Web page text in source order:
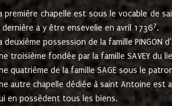
première chapelle est sous le vocable de
dernière a y être ensevelie en avril 17367.
deuxième possession de la famille
troisième fondée par la famille SAVEY du
quatrième de la famille SAGE sous le
autre chapelle dédiée à saint Antoine est
en possèdent tous les biens.